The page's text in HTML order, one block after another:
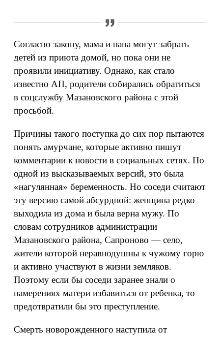
Согласно закону, мама и папа могут забрать
детей из приюта домой, но пока они не
проявили инициативу. Однако, как стало
известно АП, родители собирались обратиться
в соцслужбу Мазановского района с этой
просьбой.
Причины такого поступка до сих пор пытаются
понять амурчане, которые активно пишут
комментарии к новости в социальных сетях. По
одной из высказываемых версий, это была
«нагулянная» беременность. Но соседи считают
эту версию самой абсурдной: женщина редко
выходила из дома и была верна мужу. По
словам сотрудников администрации
Мазановского района, Сапроново — село,
жители которой неравнодушны к чужому горю
и активно участвуют в жизни земляков.
Поэтому если бы соседи заранее знали о
намерениях матери избавиться от ребенка, то
предотвратили бы это преступление.
Смерть новорожденного наступила от